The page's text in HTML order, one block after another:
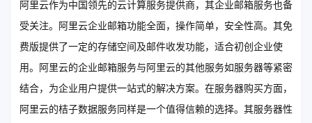
阿里云作为中国领先的云计算服务提供商，其企业邮箱服务也备
受关注。阿里云企业邮箱功能全面，操作简单，安全性高。其免
费版提供了一定的存储空间及邮件收发功能，适合初创企业使
用。阿里云的企业邮箱服务与阿里云的其他服务如服务器等紧密
结合，为企业用户提供一站式的解决方案。在服务器购买方面，
阿里云的桔子数据服务同样是一个值得信赖的选择。其服务器性